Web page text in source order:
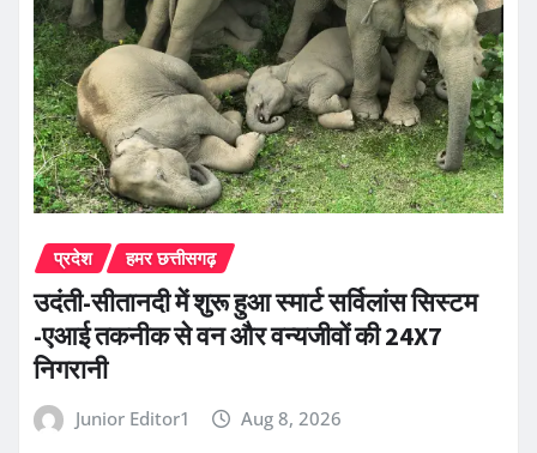
प्रदेश हमर छत्तीसगढ़
उदंती-सीतानदी में शुरू हुआ स्मार्ट सर्विलांस सिस्टम
-एआई तकनीक से वन और वन्यजीवों की 24X7
निगरानी
Junior Editor1 Aug 8, 2026